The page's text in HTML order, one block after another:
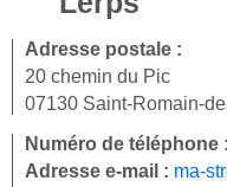
Adresse postale :
20 chemin du Pic
07130 Saint-Romain-
Numéro de téléphone :
Adresse e-mail : ma-